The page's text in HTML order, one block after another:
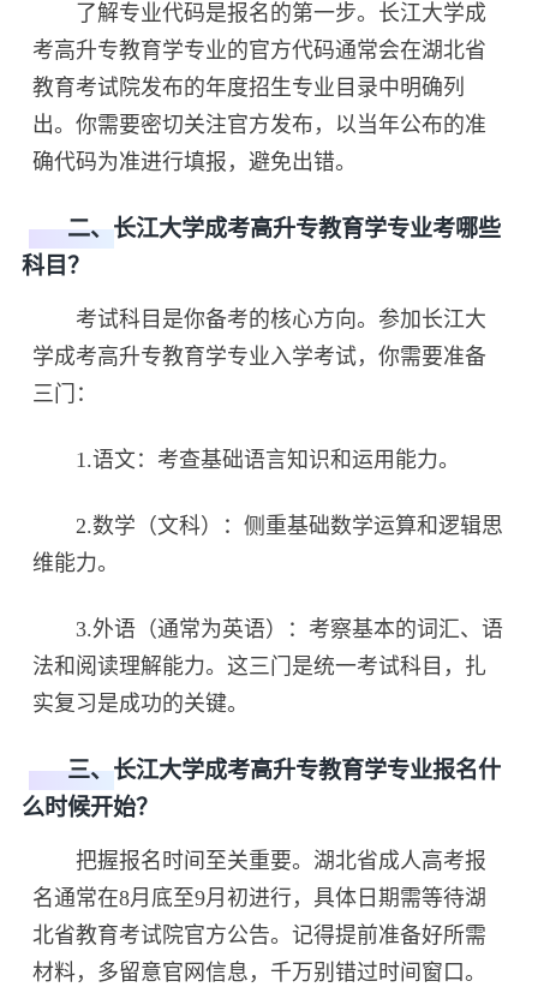
了解专业代码是报名的第一步。长江大学成
考高升专教育学专业的官方代码通常会在湖北省
教育考试院发布的年度招生专业目录中明确列
出。你需要密切关注官方发布，以当年公布的准
确代码为准进行填报，避免出错。
二、长江大学成考高升专教育学专业考哪些
科目？
考试科目是你备考的核心方向。参加长江大
学成考高升专教育学专业入学考试，你需要准备
三门：
1.语文：考查基础语言知识和运用能力。
2.数学（文科）：侧重基础数学运算和逻辑思
维能力。
3.外语（通常为英语）：考察基本的词汇、语
法和阅读理解能力。这三门是统一考试科目，扎
实复习是成功的关键。
三、长江大学成考高升专教育学专业报名什
么时候开始？
把握报名时间至关重要。湖北省成人高考报
名通常在8月底至9月初进行，具体日期需等待湖
北省教育考试院官方公告。记得提前准备好所需
材料，多留意官网信息，千万别错过时间窗口。